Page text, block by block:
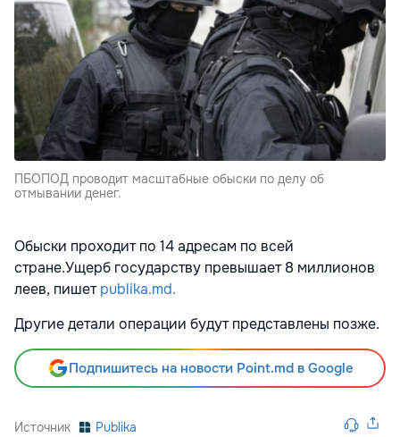
ПБОПОД проводит масштабные обыски по делу об
отмывании денег.
Обыски проходит по 14 адресам по всей
стране.Ущерб государству превышает 8 миллионов
леев, пишетpublika.md.
Другие детали операции будут представлены позже.
Подпишитесь на новости Point.md в Google
Источник Publika